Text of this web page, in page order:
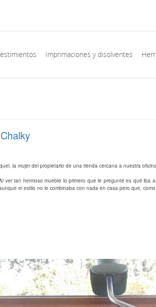
Imprimaciones y disolventes
la mujer del propietario de una tienda cercana a nuestra
ver tan hermoso mueble lo primero que le pregunté es qué iba
el estilo no le combinaba con nada en casa pero que,